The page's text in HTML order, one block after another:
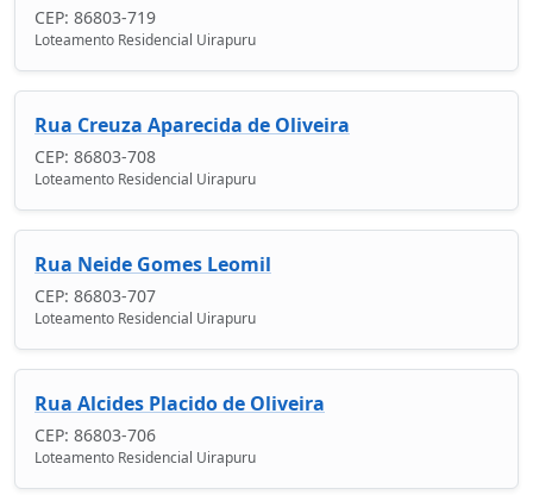
CEP: 86803-719
Loteamento Residencial Uirapuru
Rua Creuza Aparecida de Oliveira
CEP: 86803-708
Loteamento Residencial Uirapuru
Rua Neide Gomes Leomil
CEP: 86803-707
Loteamento Residencial Uirapuru
Rua Alcides Placido de Oliveira
CEP: 86803-706
Loteamento Residencial Uirapuru